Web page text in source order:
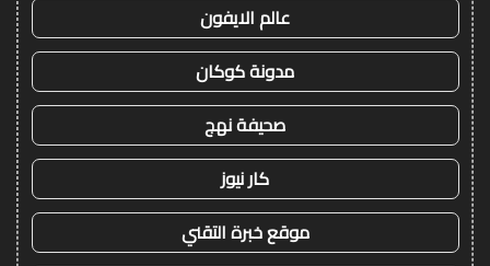
عالم الايفون
مدونة كوكان
صحيفة نهج
كار نيوز
موقع خبرة التقني